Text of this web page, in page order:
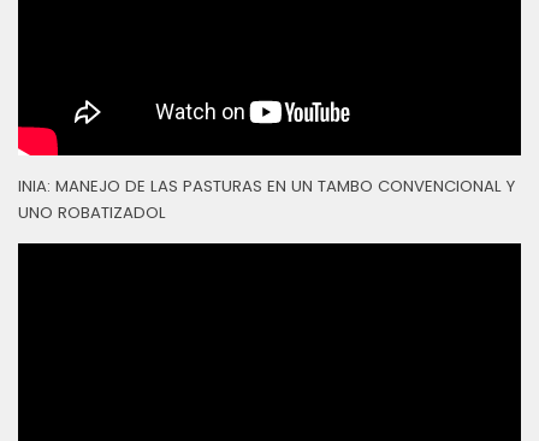
INIA: MANEJO DE LAS PASTURAS EN UN TAMBO CONVENCIONAL Y
UNO ROBATIZADOL